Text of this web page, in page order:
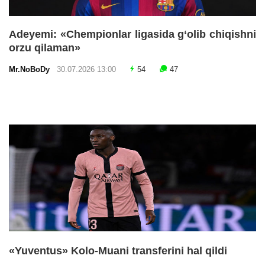
Adeyemi: «Chempionlar ligasida g‘olib chiqishni
orzu qilaman»
Mr.NoBoDy 30.07.2026 13:00 54 47
«Yuventus» Kolo-Muani transferini hal qildi